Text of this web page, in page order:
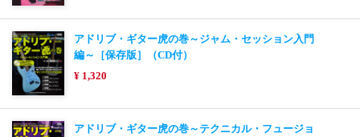
アドリブ・ギター虎の巻～ジャム・セッション入門
編～［保存版］（CD付）
¥ 1,320
アドリブ・ギター虎の巻～テクニカル・フュージョ